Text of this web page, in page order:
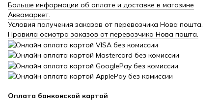
Больше информации об оплате и доставке в магазине
Аквамаркет.
Условия получения заказов от перевозчика Нова пошта.
Правила осмотра заказов от перевозчика Нова пошта.
Оплата банковской картой